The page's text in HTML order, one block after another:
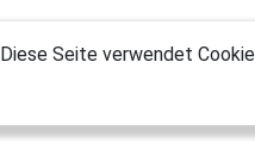
Diese Seite verwendet